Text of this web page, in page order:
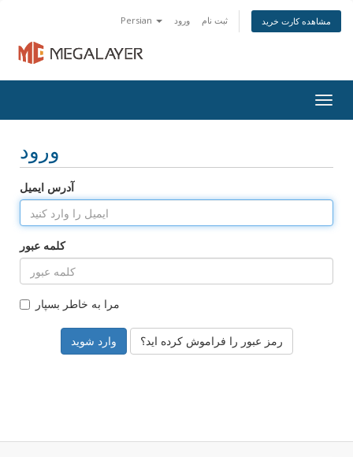
Persian ورود ثبت نام مشاهده کارت خرید
ورود
آدرس ایمیل
کلمه عبور
مرا به خاطر بسپار
رمز عبور را فراموش کرده اید؟